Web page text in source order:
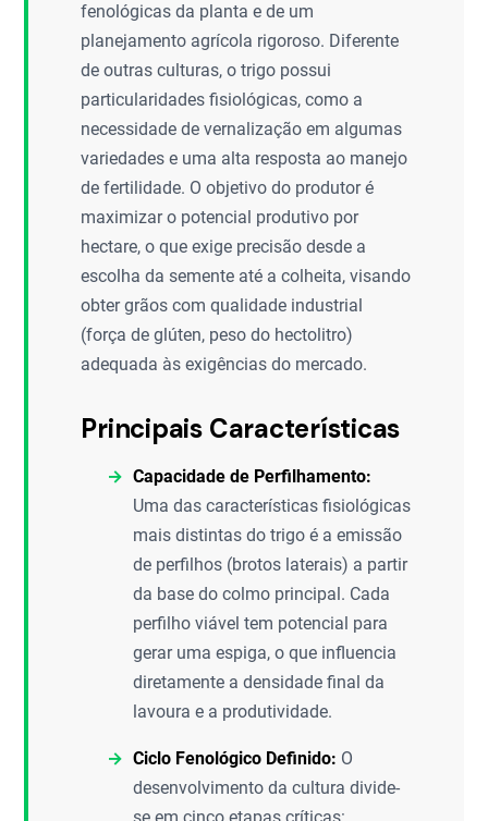
fenológicas da planta e de um
planejamento agrícola rigoroso. Diferente
de outras culturas, o trigo possui
particularidades fisiológicas, como a
necessidade de vernalização em algumas
variedades e uma alta resposta ao manejo
de fertilidade. O objetivo do produtor é
maximizar o potencial produtivo por
hectare, o que exige precisão desde a
escolha da semente até a colheita, visando
obter grãos com qualidade industrial
(força de glúten, peso do hectolitro)
adequada às exigências do mercado.
Principais Características
Capacidade de Perfilhamento:
Uma das características fisiológicas
mais distintas do trigo é a emissão
de perfilhos (brotos laterais) a partir
da base do colmo principal. Cada
perfilho viável tem potencial para
gerar uma espiga, o que influencia
diretamente a densidade final da
lavoura e a produtividade.
Ciclo Fenológico Definido: O
desenvolvimento da cultura divide-